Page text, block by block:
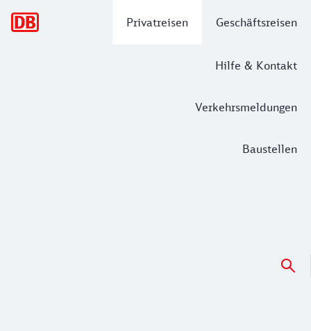
Privatreisen Geschäftsreisen
Hilfe & Kontakt
Verkehrsmeldungen
Baustellen